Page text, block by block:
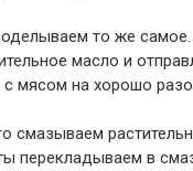
то же самое.
масло и
мясом на хорошо
смазываем
перекладываем в